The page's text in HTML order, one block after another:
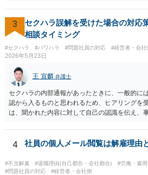
と主張できるか。 ③：当該パワハラ行為のせい
を患ったと主張できるか。 ④：①②③の主張を
度充実しているか。 ⑤：未払残業代等、会社に
うなものはあるか。 ①～③により、パワハラ行
方に対して損害賠償等を請求できるか否かが変
り、交渉のみで妥協べきか、訴訟も見据えて徹
うかを検討することになります。 また、会社に
うなものがあれば（⑤）、パワハラの証拠が多
も、併せて請求することによって、解決金の増
を検討する余地があります。 具体的なご事情が
的な説明にとどまり申し訳ありません。 ただ、
労働トラブルをご自身で対応することは、ご負
すので、弁護士への相談をお勧めいたします。
3
セクハラ誤解を受けた場合の対応
相談タイミング
#セクハラ #パワハラ #問題社員の対応 #経営者・会社
2026年5月23日
王 宣麟 弁護士
セクハラの内部通報があったときに、一般的に
認から入るものと思われるため、ヒアリングを
は、聞かれた内容に対して自己の認識を伝え、
会社側でセクハラの事実があったと認定した場
導だけでなく、懲戒処分等が行われる可能性も
うな不利益な処分が行われたタイミングで弁護
いのではないかと思います。
4 社員の個人メール閲覧は解雇理由
#不当解雇 #退職理由(自己都合・会社都合) #労働・雇
#問題社員の対応
#経営者・会社側